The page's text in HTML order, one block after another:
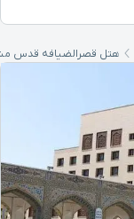
هتل قصرالضیافه قدس